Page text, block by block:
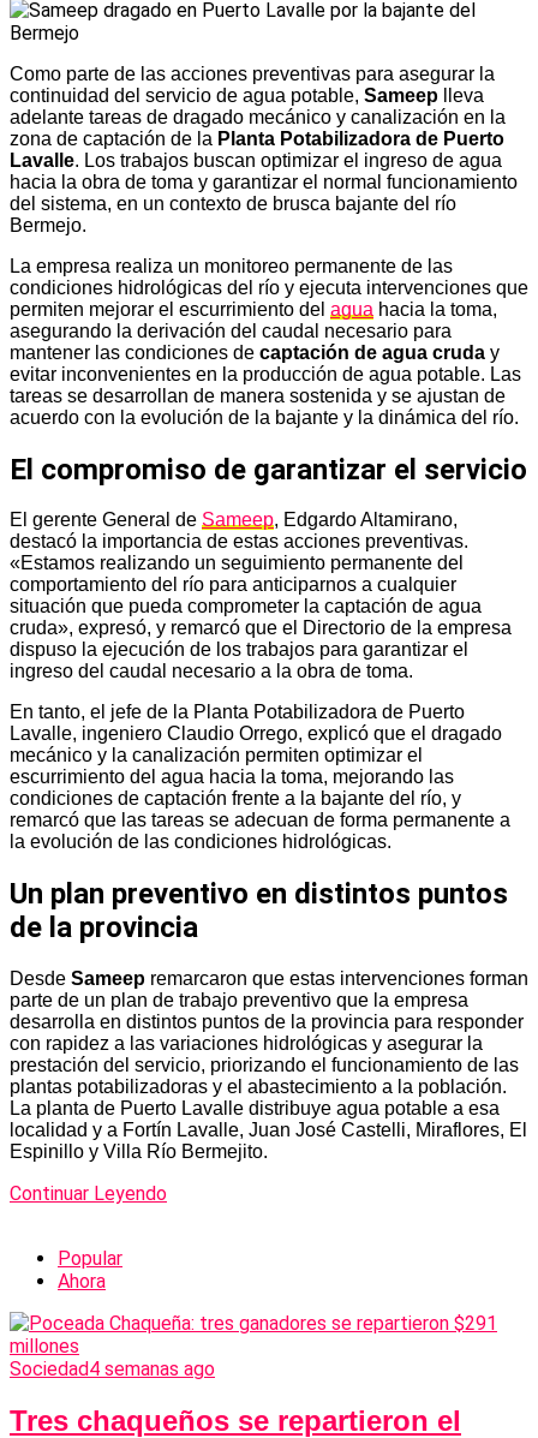
Como parte de las acciones preventivas para asegurar la
continuidad del servicio de agua potable, Sameep lleva
adelante tareas de dragado mecánico y canalización en la
zona de captación de la Planta Potabilizadora de Puerto
Lavalle. Los trabajos buscan optimizar el ingreso de agua
hacia la obra de toma y garantizar el normal funcionamiento
del sistema, en un contexto de brusca bajante del río
Bermejo.
La empresa realiza un monitoreo permanente de las
condiciones hidrológicas del río y ejecuta intervenciones que
permiten mejorar el escurrimiento del agua hacia la toma,
asegurando la derivación del caudal necesario para
mantener las condiciones de captación de agua cruda y
evitar inconvenientes en la producción de agua potable. Las
tareas se desarrollan de manera sostenida y se ajustan de
acuerdo con la evolución de la bajante y la dinámica del río.
El compromiso de garantizar el servicio
El gerente General de Sameep, Edgardo Altamirano,
destacó la importancia de estas acciones preventivas.
«Estamos realizando un seguimiento permanente del
comportamiento del río para anticiparnos a cualquier
situación que pueda comprometer la captación de agua
cruda», expresó, y remarcó que el Directorio de la empresa
dispuso la ejecución de los trabajos para garantizar el
ingreso del caudal necesario a la obra de toma.
En tanto, el jefe de la Planta Potabilizadora de Puerto
Lavalle, ingeniero Claudio Orrego, explicó que el dragado
mecánico y la canalización permiten optimizar el
escurrimiento del agua hacia la toma, mejorando las
condiciones de captación frente a la bajante del río, y
remarcó que las tareas se adecuan de forma permanente a
la evolución de las condiciones hidrológicas.
Un plan preventivo en distintos puntos
de la provincia
Desde Sameep remarcaron que estas intervenciones forman
parte de un plan de trabajo preventivo que la empresa
desarrolla en distintos puntos de la provincia para responder
con rapidez a las variaciones hidrológicas y asegurar la
prestación del servicio, priorizando el funcionamiento de las
plantas potabilizadoras y el abastecimiento a la población.
La planta de Puerto Lavalle distribuye agua potable a esa
localidad y a Fortín Lavalle, Juan José Castelli, Miraflores, El
Espinillo y Villa Río Bermejito.
Continuar Leyendo
Popular
Ahora
Sociedad4 semanas ago
Tres chaqueños se repartieron el